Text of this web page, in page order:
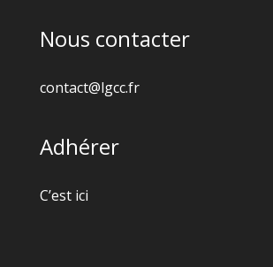
Nous contacter
contact@lgcc.fr
Adhérer
C’est ici